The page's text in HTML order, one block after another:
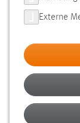
FILTER
Typ
Alter
Externe